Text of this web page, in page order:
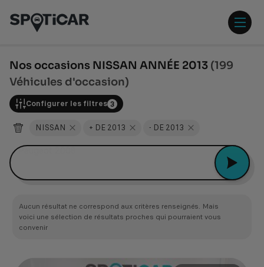
contenu
pied
Nos occasions NISSAN ANNÉE 2013 (199
Véhicules d'occasion)
Configurer les filtres 3
NISSAN + DE 2013 - DE 2013
Aucun résultat ne correspond aux critères renseignés. Mais
voici une sélection de résultats proches qui pourraient vous
convenir